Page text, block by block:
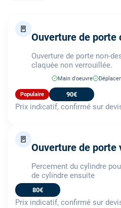
🚪
Ouverture de porte
Ouverture de porte non-
claquée non verrouillée.
Main d'oeuvre
Populaire 90€
Prix indicatif, confirmé sur
🚪
Ouverture de porte
Percement du cylindre
de cylindre ensuite
80€
Prix indicatif, confirmé sur